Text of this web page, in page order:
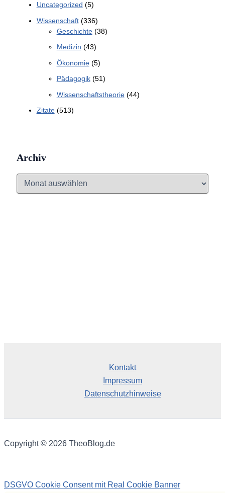
Uncategorized (5)
Wissenschaft(336)
Geschichte(38)
Medizin (43)
Ökonomie(5)
Pädagogik(51)
Wissenschaftstheorie(44)
Zitate(513)
Archiv
Kontakt
Impressum
Datenschutzhinweise
Copyright © 2026 TheoBlog.de
DSGVO Cookie Consent mit Real Cookie Banner